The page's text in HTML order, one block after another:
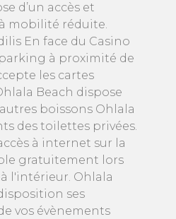
d’un accès et
mobilité réduite.
En face du Casino
à proximité de
les cartes
Beach dispose
boissons Ohlala
des toilettes privées.
à internet sur la
gratuitement lors
l'intérieur. Ohlala
ses
vos évènements